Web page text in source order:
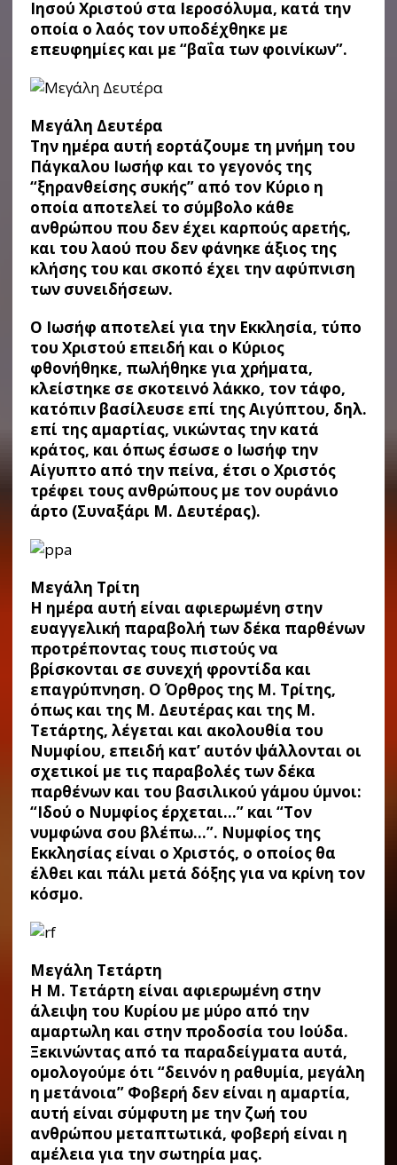
Ιησού Χριστού στα Ιεροσόλυμα, κατά την
οποία ο λαός τον υποδέχθηκε με
επευφημίες και με “βαΐα των φοινίκων”.
Μεγάλη Δευτέρα
Την ημέρα αυτή εορτάζουμε τη μνήμη του
Πάγκαλου Ιωσήφ και το γεγονός της
“ξηρανθείσης συκής” από τον Κύριο η
οποία αποτελεί το σύμβολο κάθε
ανθρώπου που δεν έχει καρπούς αρετής,
και του λαού που δεν φάνηκε άξιος της
κλήσης του και σκοπό έχει την αφύπνιση
των συνειδήσεων.
Ο Ιωσήφ αποτελεί για την Εκκλησία, τύπο
του Χριστού επειδή και ο Κύριος
φθονήθηκε, πωλήθηκε για χρήματα,
κλείστηκε σε σκοτεινό λάκκο, τον τάφο,
κατόπιν βασίλευσε επί της Αιγύπτου, δηλ.
επί της αμαρτίας, νικώντας την κατά
κράτος, και όπως έσωσε ο Ιωσήφ την
Αίγυπτο από την πείνα, έτσι ο Χριστός
τρέφει τους ανθρώπους με τον ουράνιο
άρτο (Συναξάρι Μ. Δευτέρας).
Μεγάλη Τρίτη
Η ημέρα αυτή είναι αφιερωμένη στην
ευαγγελική παραβολή των δέκα παρθένων
προτρέποντας τους πιστούς να
βρίσκονται σε συνεχή φροντίδα και
επαγρύπνηση. Ο Όρθρος της Μ. Τρίτης,
όπως και της Μ. Δευτέρας και της Μ.
Τετάρτης, λέγεται και ακολουθία του
Νυμφίου, επειδή κατ’ αυτόν ψάλλονται οι
σχετικοί με τις παραβολές των δέκα
παρθένων και του βασιλικού γάμου ύμνοι:
“Ιδού o Νυμφίος έρχεται…” και “Τον
νυμφώνα σου βλέπω…”. Νυμφίος της
Εκκλησίας είναι ο Χριστός, ο οποίος θα
έλθει και πάλι μετά δόξης για να κρίνη τον
κόσμο.
Μεγάλη Τετάρτη
Η Μ. Τετάρτη είναι αφιερωμένη στην
άλειψη του Κυρίου με μύρο από την
αμαρτωλη και στην προδοσία του Ιούδα.
Ξεκινώντας από τα παραδείγματα αυτά,
ομολογούμε ότι “δεινόν η ραθυμία, μεγάλη
η μετάνοια” Φοβερή δεν είναι η αμαρτία,
αυτή είναι σύμφυτη με την ζωή του
ανθρώπου μεταπτωτικά, φοβερή είναι η
αμέλεια για την σωτηρία μας.